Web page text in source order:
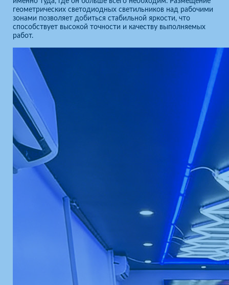
геометрических светодиодных светильников над рабочими
зонами позволяет добиться стабильной яркости, что
способствует высокой точности и качеству выполняемых
работ.